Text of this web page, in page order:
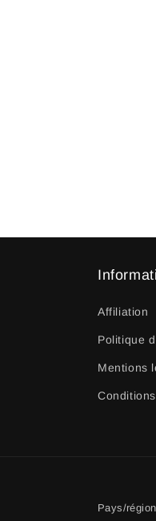
Affiliation
Politique
Mentions
Pays/région